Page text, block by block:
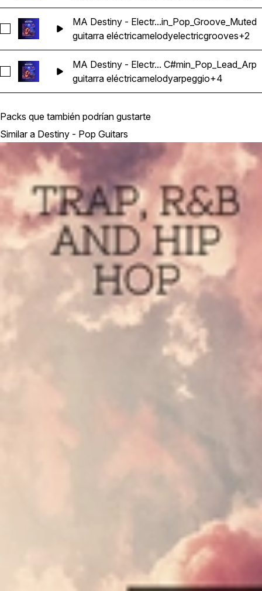
Seleccionar MA Destiny - Electric Guitar Melody Riff Loop 21
MA Destiny - Electr...in_Pop_Groove_Muted
guitarra eléctricamelodyelectricgrooves+2
Seleccionar MA Destiny - Electric Guitar Melody Riff Loop 22
MA Destiny - Electr... C#min_Pop_Lead_Arp
guitarra eléctricamelodyarpeggio+4
Packs que también podrían gustarte
Similar a Destiny - Pop Guitars